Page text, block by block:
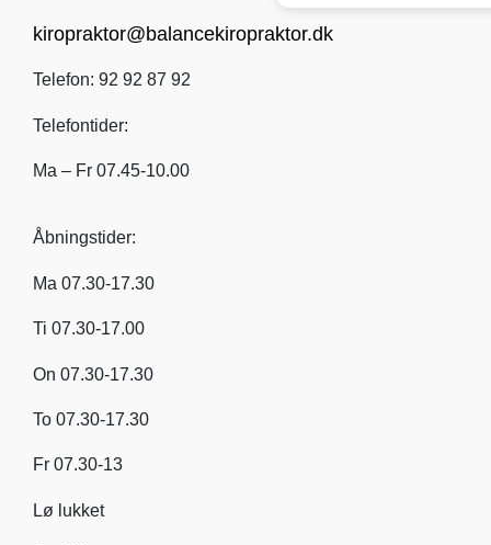
kiropraktor@balancekiropraktor.dk
Telefon: 92 92 87 92
Telefontider:
Ma – Fr 07.45-10.00
Åbningstider:
Ma 07.30-17.30
Ti 07.30-17.00
On 07.30-17.30
To 07.30-17.30
Fr 07.30-13
Lø lukket